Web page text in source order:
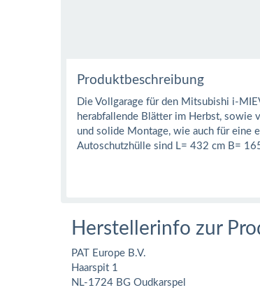
Produktbeschreibung
Die Vollgarage für den Mitsubishi i-
herabfallende Blätter im Herbst, sowie
und solide Montage, wie auch für eine
Autoschutzhülle sind L= 432 cm B=
Herstellerinfo zur
PAT Europe B.V.
Haarspit 1
NL-1724 BG Oudkarspel